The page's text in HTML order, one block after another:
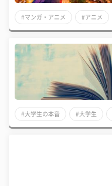
#マンガ・アニメ #アニメ
#大学生の本音 #大学生